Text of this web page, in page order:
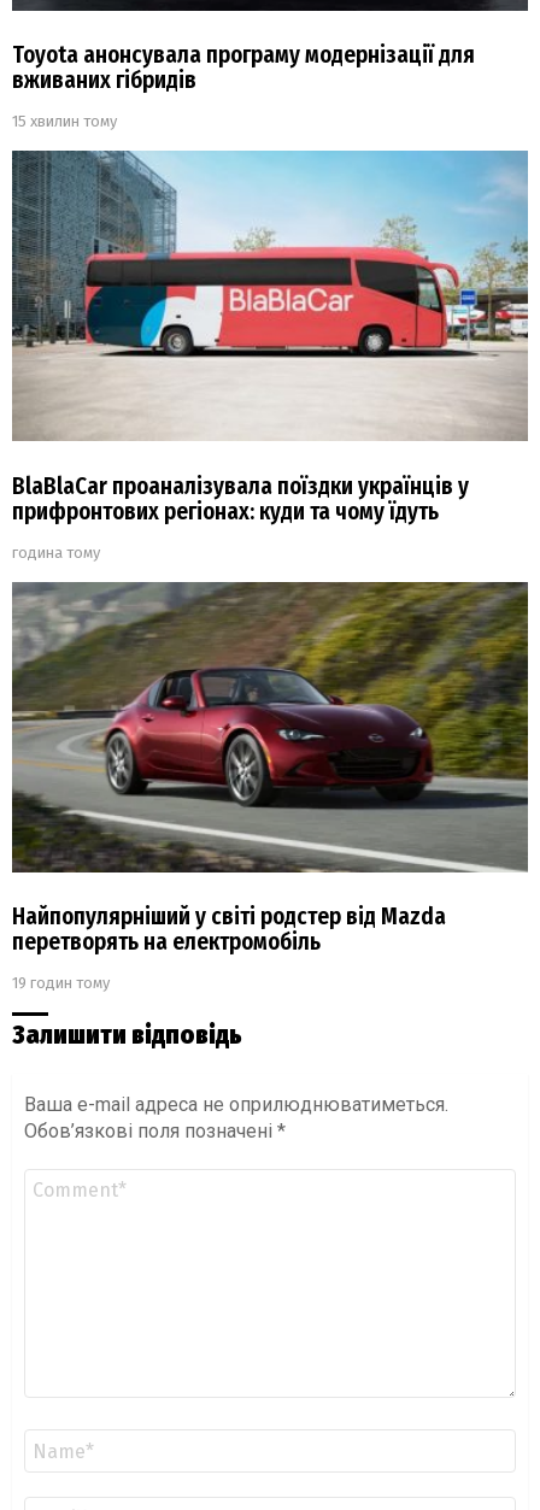
Toyota анонсувала програму модернізації для
вживаних гібридів
15 хвилин тому
BlaBlaCar проаналізувала поїздки українців у
прифронтових регіонах: куди та чому їдуть
година тому
Найпопулярніший у світі родстер від Mazda
перетворять на електромобіль
19 годин тому
Залишити відповідь
Ваша e-mail адреса не оприлюднюватиметься.
Обов’язкові поля позначені *
Коментар